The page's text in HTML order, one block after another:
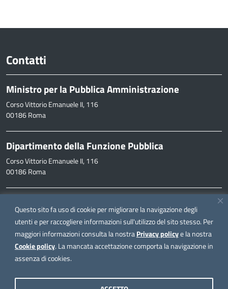
Questo sito fa uso di cookie per migliorare la navigazione degli
utenti e per raccogliere informazioni sull'utilizzo del sito stesso. Per
maggiori informazioni consulta la nostraPrivacy policye la nostra
Cookie policy. La mancata accettazione comporta la navigazione in
assenza di cookies.
Contatti
Ministro per la Pubblica Amministrazione
Corso Vittorio Emanuele II, 116
00186 Roma
Dipartimento della Funzione Pubblica
Corso Vittorio Emanuele II, 116
00186 Roma
inpa@funzionepubblica.it
FAQ
FAQ – Domande e risposte
Seguici su